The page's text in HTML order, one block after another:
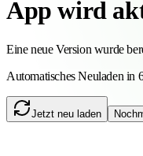
App wird
Eine neue Version wurde
Automatisches Neuladen in
Jetzt neu laden